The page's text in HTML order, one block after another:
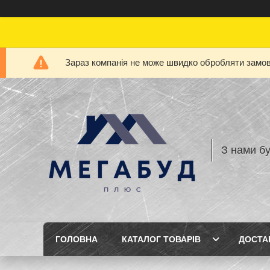
Зараз компанія не може швидко обробляти
З нами
ГОЛОВНА КАТАЛОГ ТОВАРІВ